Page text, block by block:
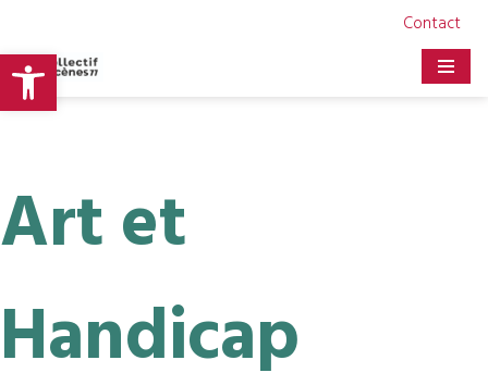
Ouvrir la barre d’outils
Contact
Aller
au
contenu
Art et
Handicap